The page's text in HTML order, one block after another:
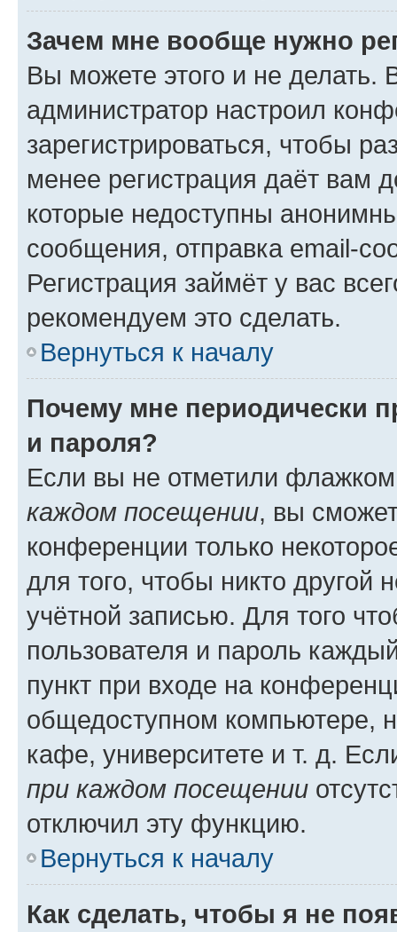
Зачем мне вообще нужно
Вы можете этого и не делать.
администратор настроил
зарегистрироваться, чтобы
менее регистрация даёт вам
которые недоступны
сообщения, отправка email-
Регистрация займёт у вас
рекомендуем это сделать.
Вернуться к началу
Почему мне периодически
и пароля?
Если вы не отметили
каждом посещении, вы
конференции только
для того, чтобы никто другой
учётной записью. Для того
пользователя и пароль
пункт при входе на
общедоступном компьютере,
кафе, университете и т. д.
при каждом посещении
отключил эту функцию.
Вернуться к началу
Как сделать, чтобы я не